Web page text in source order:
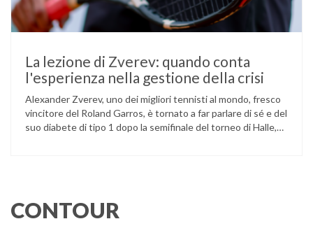
La lezione di Zverev: quando conta
l'esperienza nella gestione della crisi
Alexander Zverev, uno dei migliori tennisti al mondo, fresco
vincitore del Roland Garros, è tornato a far parlare di sé e del
suo diabete di tipo 1 dopo la semifinale del torneo di Halle,
CONTOUR